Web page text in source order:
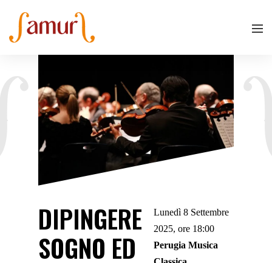
DIPINGERE
SOGNO ED
Lunedì 8 Settembre
2025, ore 18:00
Perugia Musica